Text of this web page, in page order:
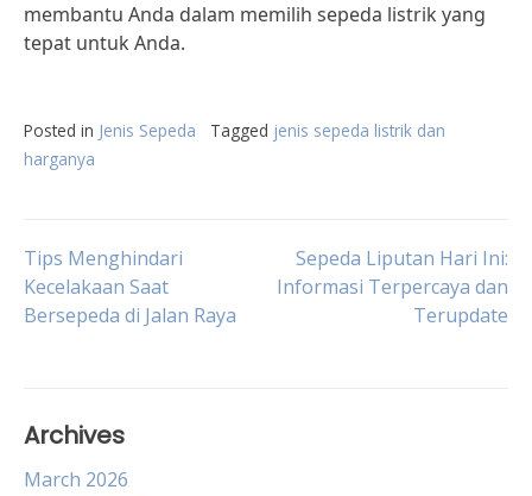
membantu Anda dalam memilih sepeda listrik yang
tepat untuk Anda.
Posted in Jenis Sepeda Tagged jenis sepeda listrik dan
harganya
Post
navigation
Tips Menghindari
Kecelakaan Saat
Bersepeda di Jalan Raya
Sepeda Liputan Hari Ini:
Informasi Terpercaya dan
Terupdate
Archives
March 2026